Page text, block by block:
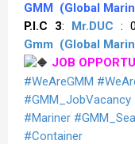
GMM (Global
P.I.C 3: Mr.DUC :
Gmm (Global
JOB
#WeAreGMM
#GMM_JobVacancy
#Mariner
#Container